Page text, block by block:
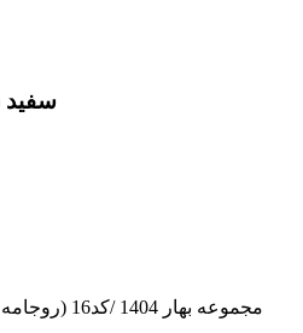
سفید